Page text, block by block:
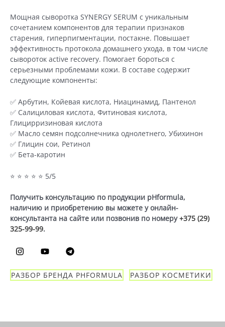
Мощная сыворотка SYNERGY SERUM с уникальным
сочетанием компонентов для терапии признаков
старения, гиперпигментации, постакне. Повышает
эффективность протокола домашнего ухода, в том числе
сывороток active recovery. Помогает бороться с
серьезными проблемами кожи. В составе содержит
следующие компоненты:
✅ Арбутин, Койевая кислота, Ниацинамид, Пантенол
✅ Салициловая кислота, Фитиновая кислота,
Глицирризиновая кислота
✅ Масло семян подсолнечника однолетнего, Убихинон
✅ Глицин сои, Ретинол
✅ Бета-каротин
⭐ ⭐ ⭐ ⭐ ⭐ 5/5
Получить консультацию по продукции pHformula,
наличию и приобретению вы можете у онлайн-
консультанта на сайте или позвонив по номеру+375 (29)
325-99-99.
РАЗБОР БРЕНДА PHFORMULA РАЗБОР КОСМЕТИКИ